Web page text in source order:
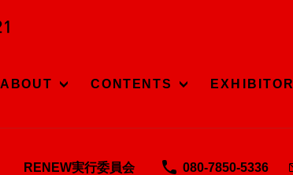
ABOUT CONTENTS EXHIBITOR
RENEW実行委員会 080-7850-5336